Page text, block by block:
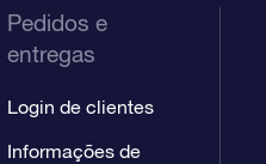
Pedidos e
entregas
Login de clientes
Informações de